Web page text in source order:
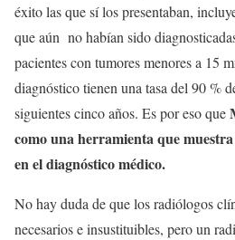
éxito las que sí los presentaban,
que aún no habían sido
pacientes con tumores menores a 15
diagnóstico tienen una tasa del 90 %
siguientes cinco años. Es por eso que
como una herramienta que
en el diagnóstico médico.
No hay duda de que los radiólogos
necesarios e insustituibles, pero un